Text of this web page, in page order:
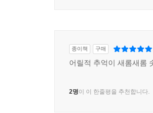
종이책 구매
어릴적 추억이 새롬새롬
2명이 이 한줄평을 추천합니다.